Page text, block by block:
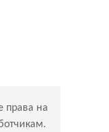
права на